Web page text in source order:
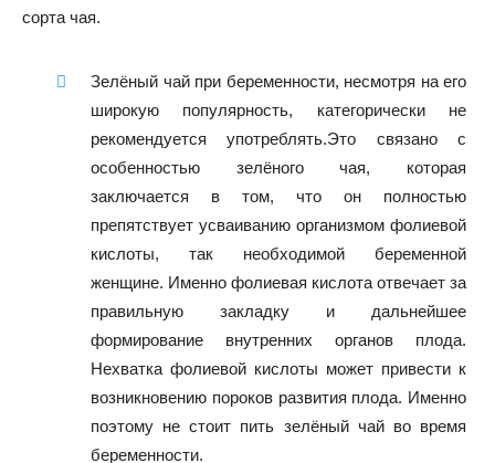
сорта чая.
Зелёный чай при беременности, несмотря на его
широкую популярность, категорически не
рекомендуется употреблять.Это связано с
особенностью зелёного чая, которая
заключается в том, что он полностью
препятствует усваиванию организмом фолиевой
кислоты, так необходимой беременной
женщине. Именно фолиевая кислота отвечает за
правильную закладку и дальнейшее
формирование внутренних органов плода.
Нехватка фолиевой кислоты может привести к
возникновению пороков развития плода. Именно
поэтому не стоит пить зелёный чай во время
беременности.